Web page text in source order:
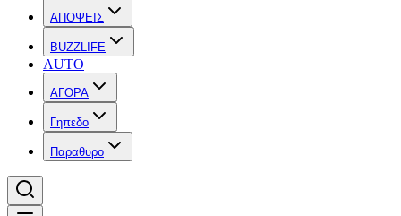
ΑΠΟΨΕΙΣ
BUZZLIFE
AUTO
ΑΓΟΡΑ
Γηπεδο
Παραθυρο